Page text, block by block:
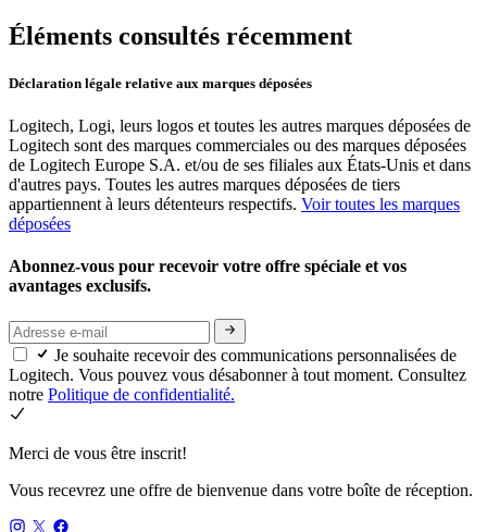
Éléments consultés récemment
Déclaration légale relative aux marques déposées
Logitech, Logi, leurs logos et toutes les autres marques déposées de
Logitech sont des marques commerciales ou des marques déposées
de Logitech Europe S.A. et/ou de ses filiales aux États-Unis et dans
d'autres pays. Toutes les autres marques déposées de tiers
appartiennent à leurs détenteurs respectifs. Voir toutes les marques
déposées
Abonnez-vous pour recevoir votre offre spéciale et vos
avantages exclusifs.
Je souhaite recevoir des communications personnalisées de
Logitech. Vous pouvez vous désabonner à tout moment. Consultez
notre Politique de confidentialité.
Merci de vous être inscrit!
Vous recevrez une offre de bienvenue dans votre boîte de réception.